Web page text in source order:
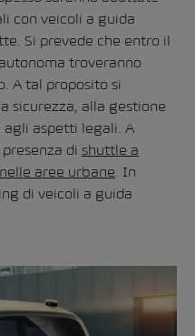
con veicoli a guida
Si prevede che entro il
troveranno
A tal proposito si
sicurezza, alla gestione
agli aspetti legali. A
di shuttle a
aree urbane. In
di veicoli a guida